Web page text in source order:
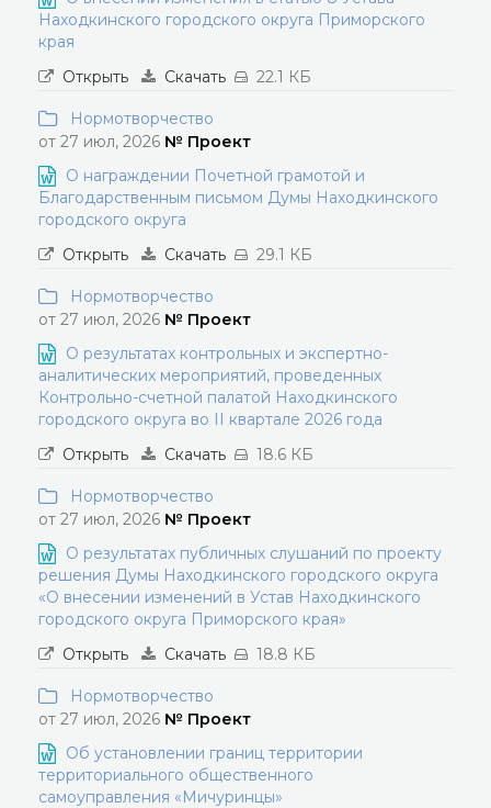
Находкинского городского округа Приморского
края
Открыть
Скачать 22.1 КБ
Нормотворчество
от 27 июл, 2026 № Проект
О награждении Почетной грамотой и
Благодарственным письмом Думы Находкинского
городского округа
Открыть
Скачать 29.1 КБ
Нормотворчество
от 27 июл, 2026 № Проект
О результатах контрольных и экспертно-
аналитических мероприятий, проведенных
Контрольно-счетной палатой Находкинского
городского округа во II квартале 2026 года
Открыть
Скачать 18.6 КБ
Нормотворчество
от 27 июл, 2026 № Проект
О результатах публичных слушаний по проекту
решения Думы Находкинского городского округа
«О внесении изменений в Устав Находкинского
городского округа Приморского края»
Открыть
Скачать 18.8 КБ
Нормотворчество
от 27 июл, 2026 № Проект
Об установлении границ территории
территориального общественного
самоуправления «Мичуринцы»